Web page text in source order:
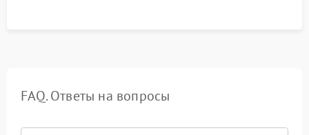
FAQ. Ответы на вопросы